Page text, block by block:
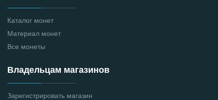
Каталог монет
Материал монет
Все монеты
Владельцам магазинов
Зарегистрировать магазин